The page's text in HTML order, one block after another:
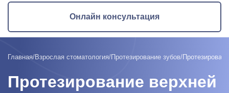
Онлайн консультация
Онлайн консультация
Главная Взрослая стоматология Протезирование зубов
Протезирование верхней